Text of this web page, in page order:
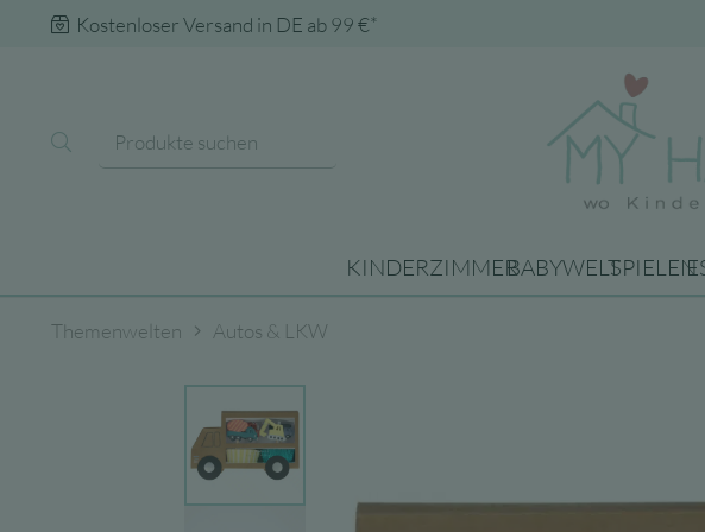
Kostenloser Versand in DE ab 99 €*
KINDERZIMMERBABYWELTSPIELEN
Themenwelten Autos & LKW